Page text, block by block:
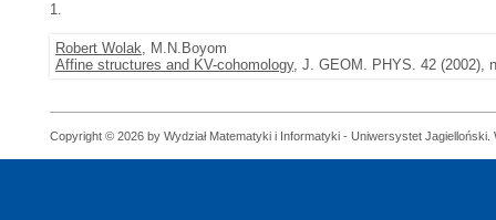
1.
Robert Wolak, M.N.Boyom
Affine structures and KV-cohomology, J. GEOM. PHYS. 42 (2002),
Copyright © 2026 by Wydział Matematyki i Informatyki - Uniwersystet